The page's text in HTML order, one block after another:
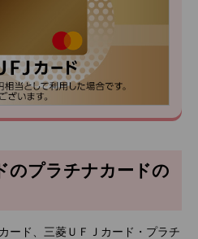
のプラチナカードの
ード、三菱ＵＦＪカード・プラチ